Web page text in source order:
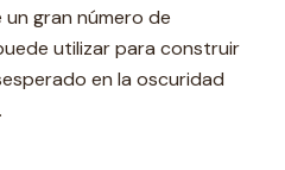
gran número de
utilizar para construir
en la oscuridad